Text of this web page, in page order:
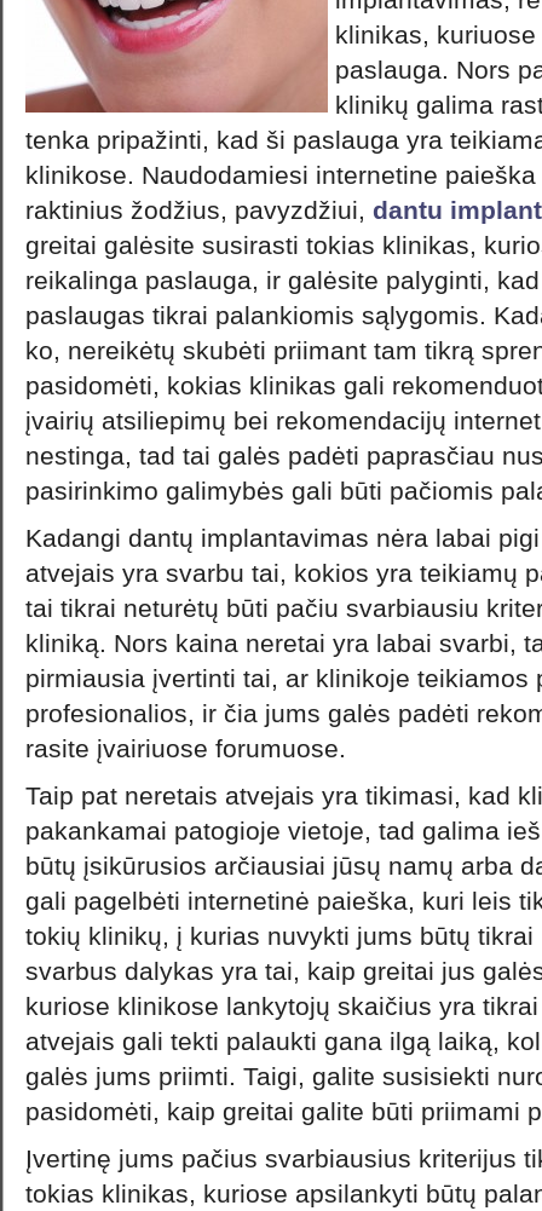
klinikas,
paslauga. Nors
klinikų galima
tenka pripažinti, kad ši paslauga yra
klinikose. Naudodamiesi internetine
raktinius žodžius, pavyzdžiui, dantu
greitai galėsite susirasti tokias klinikas,
reikalinga paslauga, ir galėsite palyginti,
paslaugas tikrai palankiomis sąlygomis.
ko, nereikėtų skubėti priimant tam tikrą
pasidomėti, kokias klinikas gali
įvairių atsiliepimų bei rekomendacijų
nestinga, tad tai galės padėti paprasčiau
pasirinkimo galimybės gali būti pačiomis
Kadangi dantų implantavimas nėra labai
atvejais yra svarbu tai, kokios yra teikiamų
tai tikrai neturėtų būti pačiu svarbiausiu
kliniką. Nors kaina neretai yra labai svarbi,
pirmiausia įvertinti tai, ar klinikoje teikiamos
profesionalios, ir čia jums galės padėti
rasite įvairiuose forumuose.
Taip pat neretais atvejais yra tikimasi, kad
pakankamai patogioje vietoje, tad galima
būtų įsikūrusios arčiausiai jūsų namų arba
gali pagelbėti internetinė paieška, kuri leis
tokių klinikų, į kurias nuvykti jums būtų
svarbus dalykas yra tai, kaip greitai jus
kuriose klinikose lankytojų skaičius yra
atvejais gali tekti palaukti gana ilgą laiką,
galės jums priimti. Taigi, galite susisiekti
pasidomėti, kaip greitai galite būti priimami
Įvertinę jums pačius svarbiausius kriterijus
tokias klinikas, kuriose apsilankyti būtų